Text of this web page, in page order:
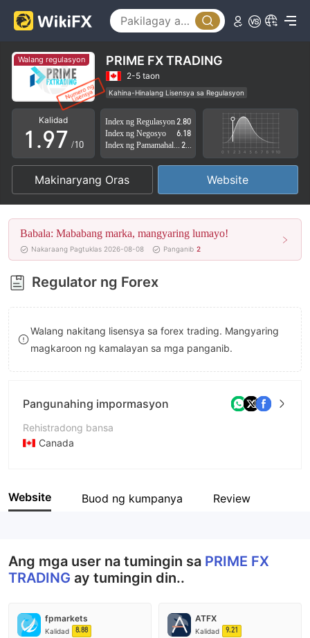
Walang regulasyon PRIME FX TRADING
2-5 taon
Kahina-Hinalang Lisensya sa Regulasyon
Kahina-hinalang saklaw ng Negosyo
Mataas na potensyal na peligro
Kalidad
0
1
2
3
4
5
6
7
8
9
.
5
6
7
8
9
3
4
5
6
7
8
9
/10
Index ng Regulasyon 2.80
Index ng Negosyo
6.18
2.77
Makinaryang Oras Website
Babala: Mababang marka, mangyaring lumayo!
Nakaraang Pagtuklas 2026-08-08 Panganib 2
Regulator ng Forex
Walang nakitang lisensya sa forex trading. Mangyaring
magkaroon ng kamalayan sa mga panganib.
Pangunahing impormasyon
Rehistradong bansa
Canada
Kumpanya
Website Buod ng kumpanya Review
Ang mga user na tumingin sa PRIME FX
TRADING ay tumingin din..
fpmarkets
Kalidad 8.88
ATFX
Kalidad 9.21